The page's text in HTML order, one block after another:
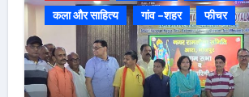
कला और साहित्य
गांव -शहर फीचर